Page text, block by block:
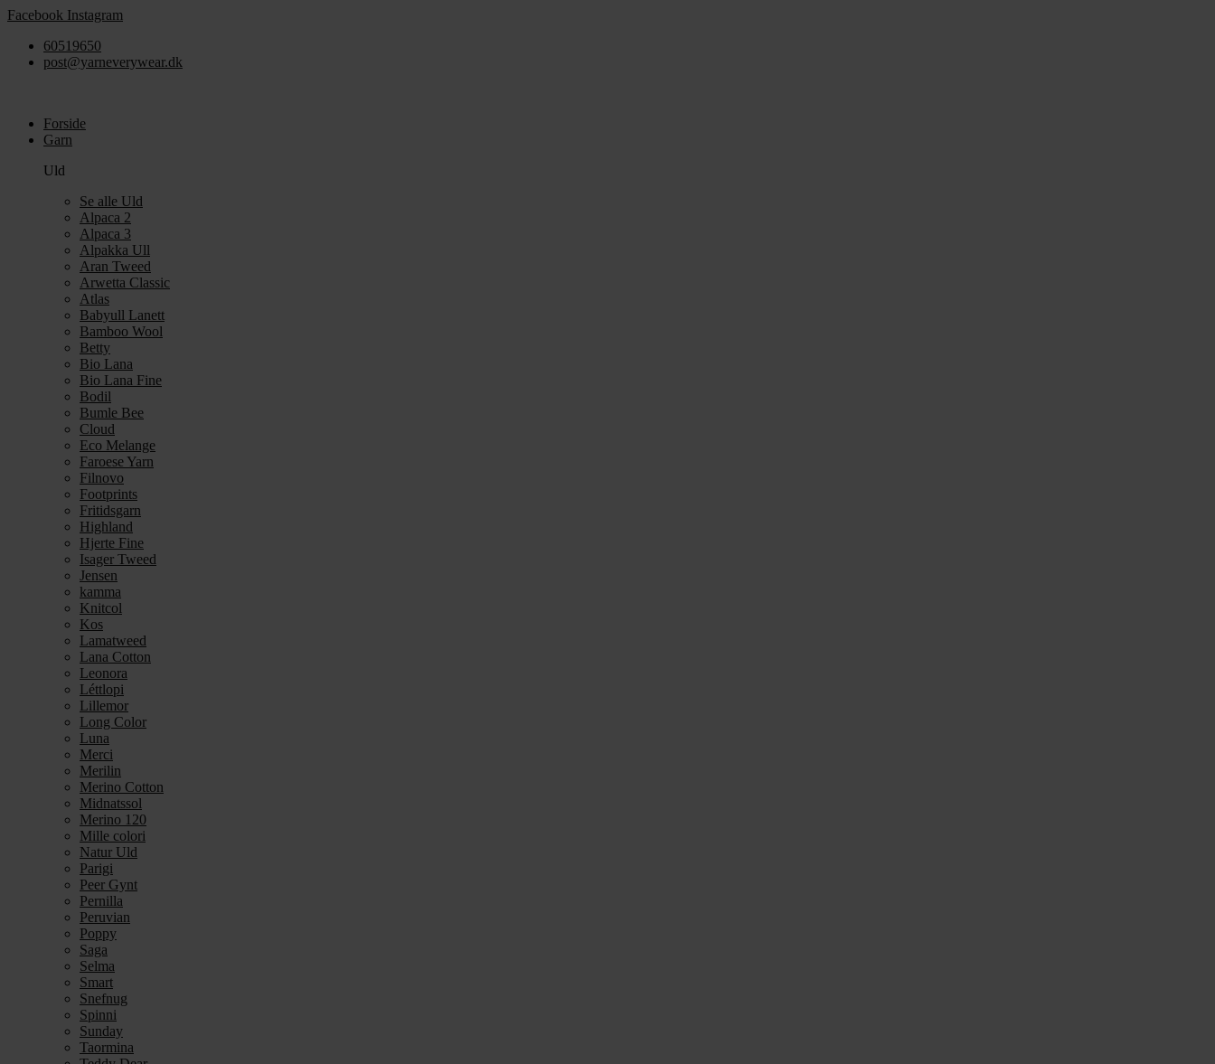
Videre
indhold
Facebook Instagram
60519650
post@yarneverywear.dk
Forside
Garn
Uld
Se alle Uld
Alpaca 2
Alpaca 3
Alpakka Ull
Aran Tweed
Arwetta Classic
Atlas
Babyull Lanett
Bamboo Wool
Betty
Bio Lana
Bio Lana Fine
Bodil
Bumle Bee
Cloud
Eco Melange
Faroese Yarn
Filnovo
Footprints
Fritidsgarn
Highland
Hjerte Fine
Isager Tweed
Jensen
kamma
Knitcol
Kos
Lamatweed
Lana Cotton
Leonora
Léttlopi
Lillemor
Long Color
Luna
Merci
Merilin
Merino Cotton
Midnatssol
Merino 120
Mille colori
Natur Uld
Parigi
Peer Gynt
Pernilla
Peruvian
Poppy
Saga
Selma
Smart
Snefnug
Spinni
Sunday
Taormina